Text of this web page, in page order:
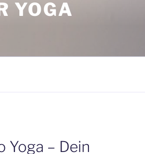
YOGA
Yoga – Dein